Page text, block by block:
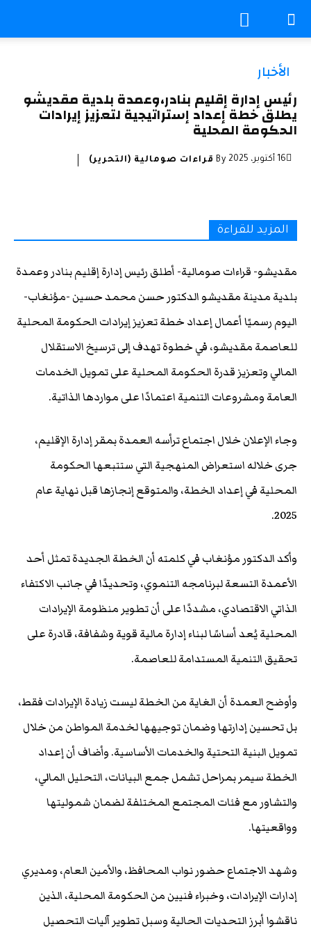
الأخبار
رئيس إدارة إقليم بنادر،وعمدة بلدية مقديشو
يطلق خطة إعداد إستراتيجية لتعزيز إيرادات
الحكومة المحلية
16 أكتوبر، 2025 By قراءات صومالية (التحرير)
المزيد للقراءة
مقديشو- قراءات صومالية- أطلق رئيس إدارة إقليم بنادر وعمدة
بلدية مدينة مقديشو الدكتور حسن محمد حسين -موُنغاب-
اليوم رسميًا أعمال إعداد خطة تعزيز إيرادات الحكومة المحلية
للعاصمة مقديشو، في خطوة تهدف إلى ترسيخ الاستقلال
المالي وتعزيز قدرة الحكومة المحلية على تمويل الخدمات
العامة ومشروعات التنمية اعتمادًا على مواردها الذاتية.
وجاء الإعلان خلال اجتماع ترأسه العمدة بمقر إدارة الإقليم،
جرى خلاله استعراض المنهجية التي ستتبعها الحكومة
المحلية في إعداد الخطة، والمتوقع إنجازها قبل نهاية عام
2025.
وأكد الدكتور موُنغاب في كلمته أن الخطة الجديدة تمثل أحد
الأعمدة التسعة لبرنامجه التنموي، وتحديدًا في جانب الاكتفاء
الذاتي الاقتصادي، مشددًا على أن تطوير منظومة الإيرادات
المحلية يُعد أساسًا لبناء إدارة مالية قوية وشفافة، قادرة على
تحقيق التنمية المستدامة للعاصمة.
وأوضح العمدة أن الغاية من الخطة ليست زيادة الإيرادات فقط،
بل تحسين إدارتها وضمان توجيهها لخدمة المواطن من خلال
تمويل البنية التحتية والخدمات الأساسية. وأضاف أن إعداد
الخطة سيمر بمراحل تشمل جمع البيانات، التحليل المالي،
والتشاور مع فئات المجتمع المختلفة لضمان شموليتها
وواقعيتها.
وشهد الاجتماع حضور نواب المحافظ، والأمين العام، ومديري
إدارات الإيرادات، وخبراء فنيين من الحكومة المحلية، الذين
ناقشوا أبرز التحديات الحالية وسبل تطوير آليات التحصيل